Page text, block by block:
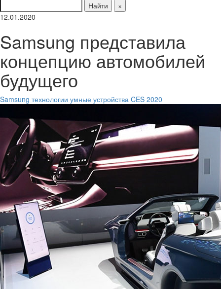
Найти
×
12.01.2020
Samsung представила
концепцию автомобилей
будущего
Samsung технологии умные устройства CES 2020